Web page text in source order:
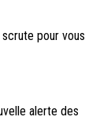
scrute pour vous
alerte des